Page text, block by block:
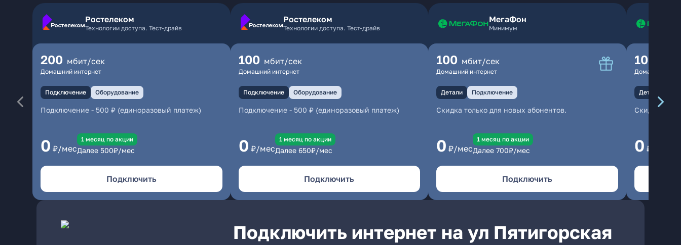
Ростелеком
Технологии доступа. Тест-драйв
200 мбит/сек
Домашний интернет
Подключение Оборудование
Подключение - 500 ₽ (единоразовый платеж)
0 ₽/мес
1 месяц по акции
Далее 500₽/мес
Подключить
Ростелеком
Технологии доступа. Тест-драйв
100 мбит/сек
Домашний интернет
Подключение Оборудование
Подключение- 500 ₽ (единоразовый платеж)
0 ₽/мес
1 месяц по акции
Далее 650₽/мес
Подключить
МегаФон
Минимум
100 мбит/сек
Домашний интернет
Детали Подключение
Скидка только для новых абонентов.
0 ₽/мес
1 месяц по акции
Далее 700₽/мес
Подключить
100
Домашний
Детали
Скидка
0 ₽/мес
Подключить интернет на ул Пятигорская